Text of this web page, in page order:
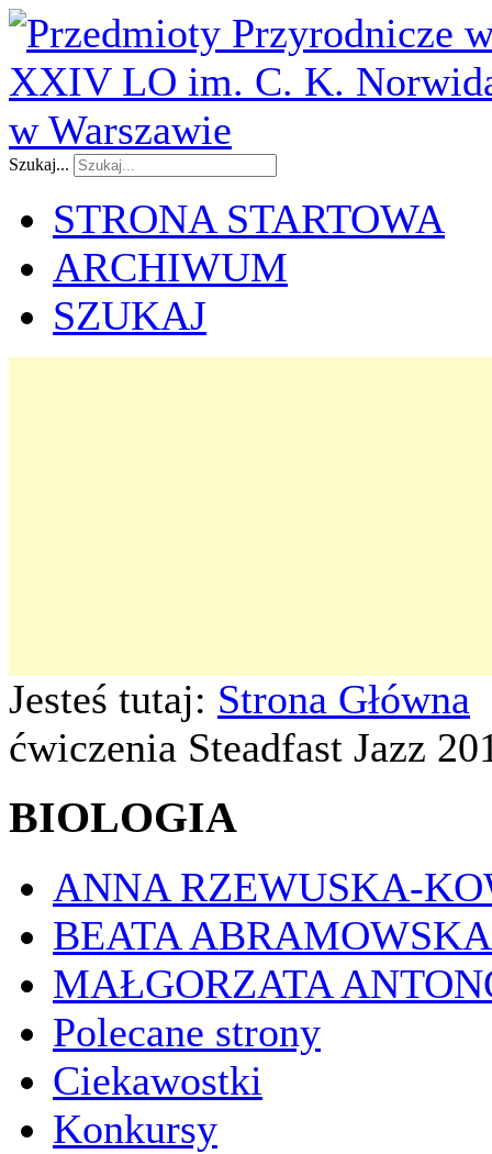
Szukaj...
STRONA STARTOWA
ARCHIWUM
SZUKAJ
Jesteś tutaj: Strona Główna
ćwiczenia Steadfast Jazz
BIOLOGIA
ANNA RZEWUSKA-
BEATA ABRAMOWSKA
MAŁGORZATA
Polecane strony
Ciekawostki
Konkursy